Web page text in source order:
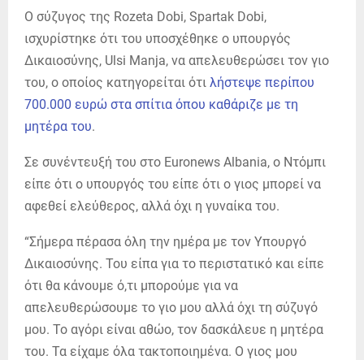
Ο σύζυγος της Rozeta Dobi, Spartak Dobi,
ισχυρίστηκε ότι του υποσχέθηκε ο υπουργός
Δικαιοσύνης, Ulsi Manja, να απελευθερώσει τον γιο
του, ο οποίος κατηγορείται ότι λήστεψε περίπου
700.000 ευρώ στα σπίτια όπου καθάριζε με τη
μητέρα του.
Σε συνέντευξή του στο Euronews Albania, ο Ντόμπι
είπε ότι ο υπουργός του είπε ότι ο γιος μπορεί να
αφεθεί ελεύθερος, αλλά όχι η γυναίκα του.
“Σήμερα πέρασα όλη την ημέρα με τον Υπουργό
Δικαιοσύνης. Του είπα για το περιστατικό και είπε
ότι θα κάνουμε ό,τι μπορούμε για να
απελευθερώσουμε το γιο μου αλλά όχι τη σύζυγό
μου. Το αγόρι είναι αθώο, τον δασκάλευε η μητέρα
του. Τα είχαμε όλα τακτοποιημένα. Ο γιος μου